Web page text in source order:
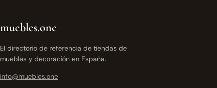
muebles.one
El directorio de referencia de tiendas de
muebles y decoración en España.
info@muebles.one